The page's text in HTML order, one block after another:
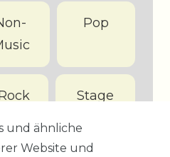
Pop
Stage
Screen
und ähnliche
Website und